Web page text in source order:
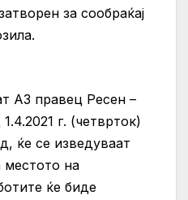
за сообраќај
А3 правец Ресен –
г. (четврток)
ќе се изведуваат
местото на
ќе биде